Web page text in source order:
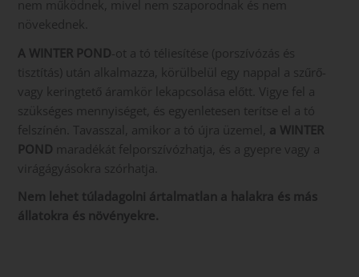
nem működnek, mivel nem szaporodnak és nem
növekednek.
A WINTER POND-ot a tó téliesítése (porszívózás és
tisztítás) után alkalmazza, körülbelül egy nappal a szűrő-
vagy keringtető áramkör lekapcsolása előtt. Vigye fel a
szükséges mennyiséget, és egyenletesen terítse el a tó
felszínén. Tavasszal, amikor a tó újra üzemel, a WINTER
POND maradékát felporszívózhatja, és a gyepre vagy a
virágágyásokra szórhatja.
Nem lehet túladagolni ártalmatlan a halakra és más
állatokra és növényekre.